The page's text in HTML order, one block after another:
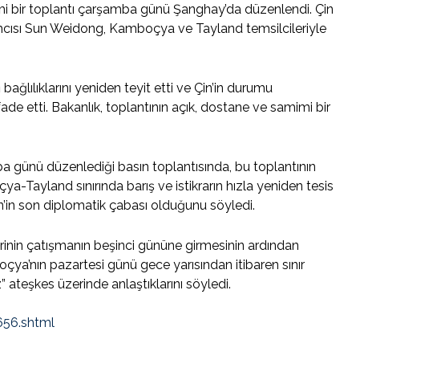
toplantı çarşamba günü Şanghay’da düzenlendi. Çin
Sun Weidong, Kamboçya ve Tayland temsilcileriyle
yeniden teyit etti ve Çin’in durumu
etti. Bakanlık, toplantının açık, dostane ve samimi bir
günü düzenlediği basın toplantısında, bu toplantının
Tayland sınırında barış ve istikrarın hızla yeniden tesis
son diplomatik çabası olduğunu söyledi.
çatışmanın beşinci gününe girmesinin ardından
pazartesi günü gece yarısından itibaren sınır
ateşkes üzerinde anlaştıklarını söyledi.